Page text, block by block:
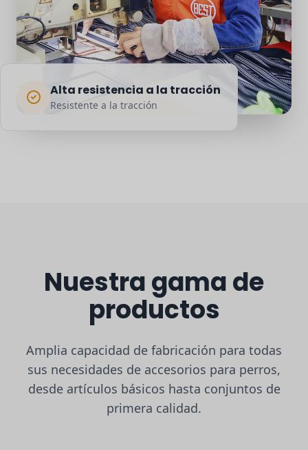
Alta resistencia a la tracción
Resistente a la tracción
Nuestra gama de
productos
Amplia capacidad de fabricación para todas
sus necesidades de accesorios para perros,
desde artículos básicos hasta conjuntos de
primera calidad.